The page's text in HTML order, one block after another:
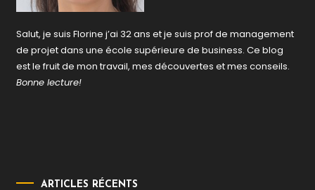
Salut, je suis Florine j’ai 32 ans et je suis prof de management
de projet dans une école supérieure de business. Ce blog
est le fruit de mon travail, mes découvertes et mes conseils.
Bonne lecture!
ARTICLES RÉCENTS